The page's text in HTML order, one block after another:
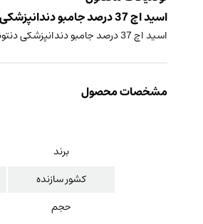
اسید اچ 37 درصد جامبو دندانپزشکی دنتونکست (ویسکوزیته بالا) سرنگ 60 میلی لیتر ساخت ایران
اسید اچ 37 درصد جامبو دندانپزشکی دنتونکست (ویسکوزیته بالا) سرنگ 60 میلی لیتر
مشخصات محصول
برند
کشور سازنده
حجم